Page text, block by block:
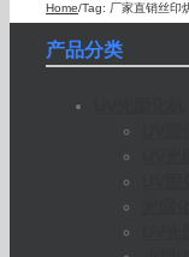
Home/Tag: 厂家直销丝印
产品分类